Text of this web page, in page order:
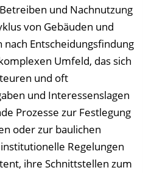
und Nachnutzung
von Gebäuden und
Entscheidungsfindung
Umfeld, das sich
und oft
und Interessenslagen
Prozesse zur Festlegung
oder zur baulichen
Regelungen
ihre Schnittstellen zum